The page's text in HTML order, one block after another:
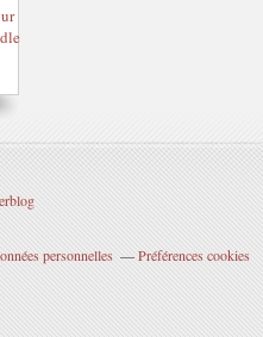
personnelles Préférences cookies